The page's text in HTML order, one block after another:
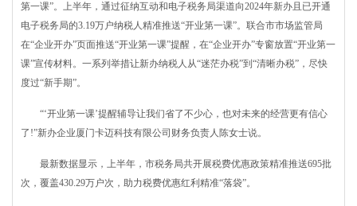
第一课”。上半年，通过征纳互动和电子税务局渠道向2024年新办且已开通
电子税务局的3.19万户纳税人精准推送“开业第一课”。联合市市场监管局
在“企业开办”页面推送“开业第一课”提醒，在“企业开办”专窗放置“开业第一
课”宣传材料。一系列举措让新办纳税人从“迷茫办税”到“清晰办税”，尽快
度过“新手期”。
“‘开业第一课’提醒辅导让我们省了不少心，也对未来的经营更有信心
了!”新办企业厦门卡迈科技有限公司财务负责人陈女士说。
最新数据显示，上半年，市税务局共开展税费优惠政策精准推送695批
次，覆盖430.29万户次，助力税费优惠红利精准“落袋”。